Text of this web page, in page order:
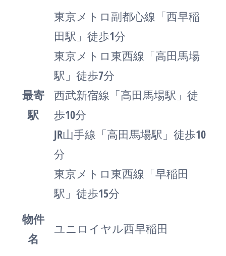
最寄
駅
東京メトロ副都心線「西早稲
田駅」徒歩1分
東京メトロ東西線「高田馬場
駅」徒歩7分
西武新宿線「高田馬場駅」徒
歩10分
JR山手線「高田馬場駅」徒歩10
分
東京メトロ東西線「早稲田
駅」徒歩15分
物件
名
ユニロイヤル西早稲田